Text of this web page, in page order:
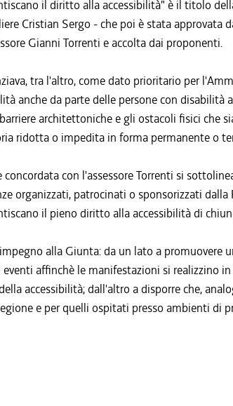
il diritto alla accessibilità" è il titolo
Cristian Sergo - che poi è stata approvata
Gianni Torrenti e accolta dai proponenti.
tra l'altro, come dato prioritario per
anche da parte delle persone con
architettoniche e gli ostacoli fisici che
ridotta o impedita in forma permanente o
concordata con l'assessore Torrenti si
organizzati, patrocinati o sponsorizzati
il pieno diritto alla accessibilità di
alla Giunta: da un lato a promuovere
affinchè le manifestazioni si realizzino
accessibilità; dall'altro a disporre che,
e per quelli ospitati presso ambienti di